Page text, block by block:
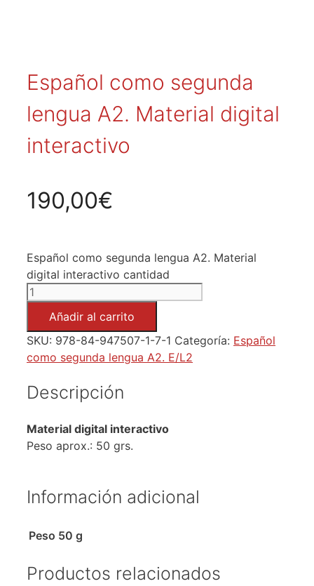
Español como segunda
lengua A2. Material digital
interactivo
190,00€
Español como segunda lengua A2. Material
digital interactivo cantidad
Añadir al carrito
SKU: 978-84-947507-1-7-1 Categoría: Español
como segunda lengua A2. E/L2
Descripción
Material digital interactivo
Peso aprox.: 50 grs.
Información adicional
Peso 50 g
Productos relacionados